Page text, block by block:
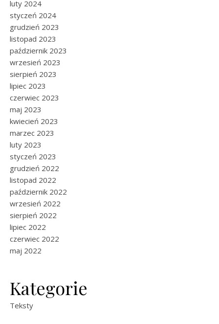
luty 2024
styczeń 2024
grudzień 2023
listopad 2023
październik 2023
wrzesień 2023
sierpień 2023
lipiec 2023
czerwiec 2023
maj 2023
kwiecień 2023
marzec 2023
luty 2023
styczeń 2023
grudzień 2022
listopad 2022
październik 2022
wrzesień 2022
sierpień 2022
lipiec 2022
czerwiec 2022
maj 2022
Kategorie
Teksty